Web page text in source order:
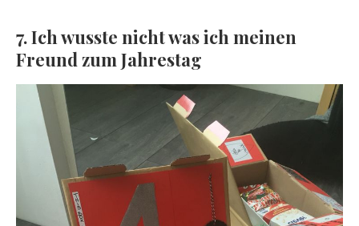
7. Ich wusste nicht was ich meinen
Freund zum Jahrestag